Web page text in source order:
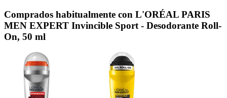
Comprados habitualmente con L'ORÉAL PARIS
MEN EXPERT Invincible Sport - Desodorante Roll-
On, 50 ml